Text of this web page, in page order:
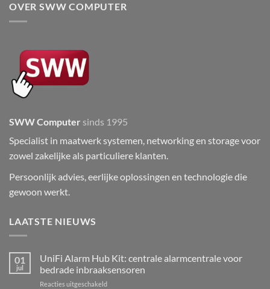
OVER SWW COMPUTER
SWW Computer sinds 1995
Specialist in maatwerk systemen, networking en storage voor
zowel zakelijke als particuliere klanten.
Persoonlijk advies, eerlijke oplossingen en technologie die
gewoon werkt.
LAATSTE NIEUWS
01
jul
UniFi Alarm Hub Kit: centrale alarmcentrale voor
bedrade inbraaksensoren
Reacties uitgeschakeldvoor